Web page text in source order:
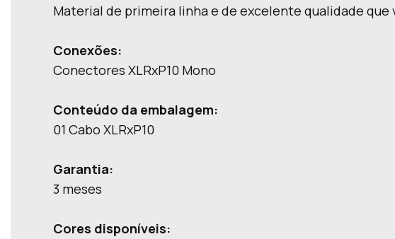
Material de primeira linha e de excelente qualidade que
Conexões:
Conectores XLRxP10 Mono
Conteúdo da embalagem:
01 Cabo XLRxP10
Garantia:
3 meses
Cores disponíveis: